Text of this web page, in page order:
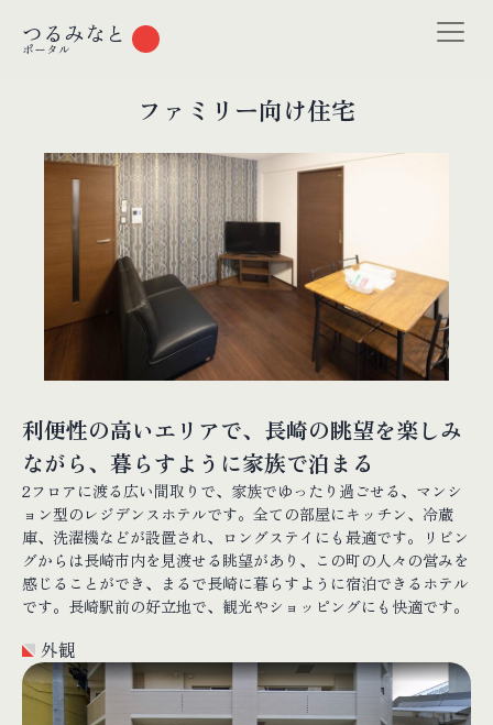
つるみなと
ポータル
ファミリー向け住宅
利便性の高いエリアで、長崎の眺望を楽しみ
ながら、暮らすように家族で泊まる
2フロアに渡る広い間取りで、家族でゆったり過ごせる、マンシ
ョン型のレジデンスホテルです。全ての部屋にキッチン、冷蔵
庫、洗濯機などが設置され、ロングステイにも最適です。リビン
グからは長崎市内を見渡せる眺望があり、この町の人々の営みを
感じることができ、まるで長崎に暮らすように宿泊できるホテル
です。長崎駅前の好立地で、観光やショッピングにも快適です。
外観